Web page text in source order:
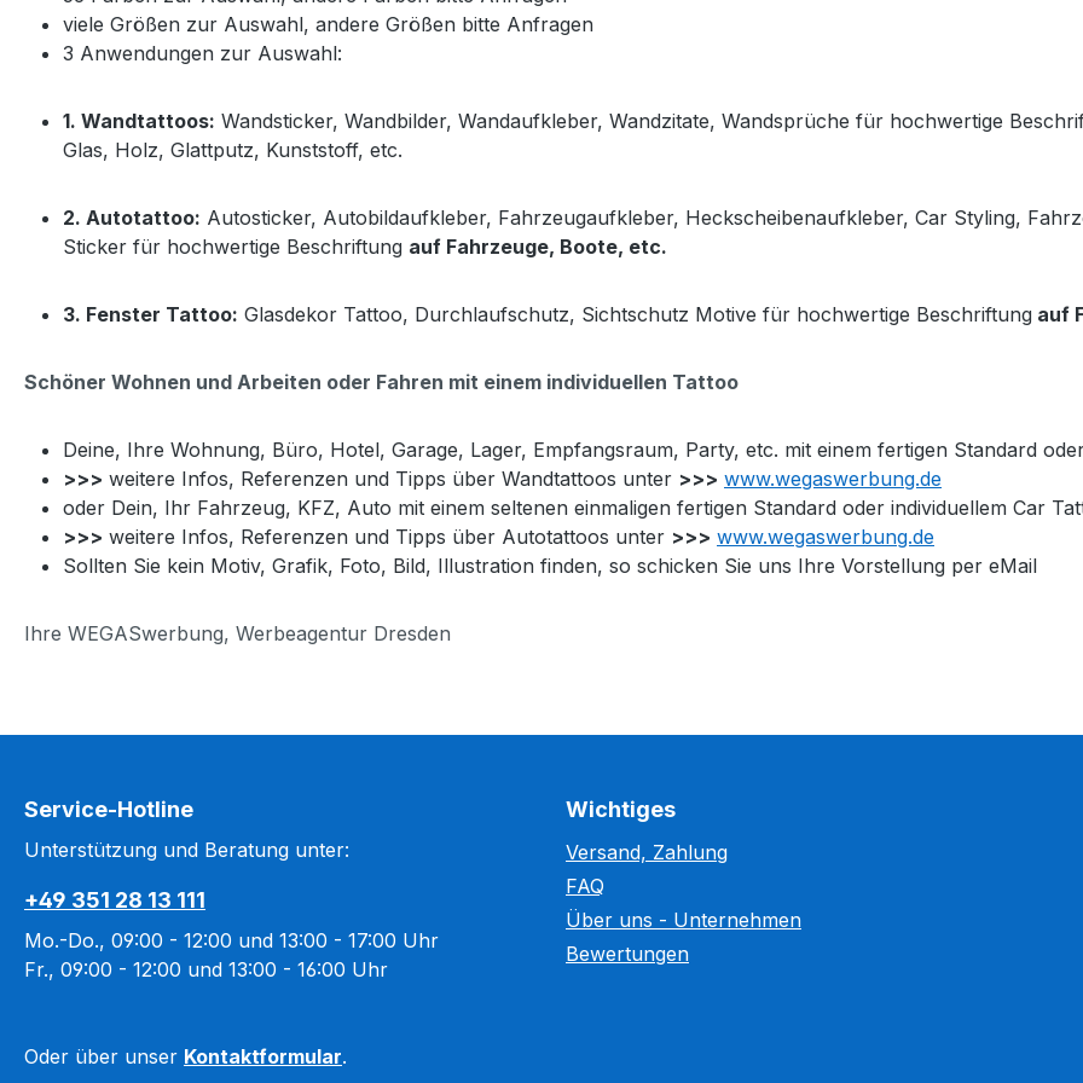
viele Größen zur Auswahl, andere Größen bitte Anfragen
3 Anwendungen zur Auswahl:
1. Wandtattoos: Wandsticker, Wandbilder, Wandaufkleber, Wandzitate, Wandsprüche für hochwertige
Glas, Holz, Glattputz, Kunststoff, etc.
2. Autotattoo: Autosticker, Autobildaufkleber, Fahrzeugaufkleber, Heckscheibenaufkleber, Car Styling,
Sticker für hochwertige Beschriftung auf Fahrzeuge, Boote, etc.
3. Fenster Tattoo: Glasdekor Tattoo, Durchlaufschutz, Sichtschutz Motive für hochwertige Beschriftung auf
Schöner Wohnen und Arbeiten oder Fahren mit einem individuellen Tattoo
Deine, Ihre Wohnung, Büro, Hotel, Garage, Lager, Empfangsraum, Party, etc. mit einem fertigen Standard
>>> weitere Infos, Referenzen und Tipps über Wandtattoos unter >>> www.wegaswerbung.de
oder Dein, Ihr Fahrzeug, KFZ, Auto mit einem seltenen einmaligen fertigen Standard oder individuellem Car
>>> weitere Infos, Referenzen und Tipps über Autotattoos unter >>> www.wegaswerbung.de
Sollten Sie kein Motiv, Grafik, Foto, Bild, Illustration finden, so schicken Sie uns Ihre Vorstellung per eMail
Ihre WEGASwerbung, Werbeagentur Dresden
Service-Hotline
Unterstützung und Beratung unter:
+49 351 28 13 111
Mo.-Do., 09:00 - 12:00 und 13:00 - 17:00 Uhr
Fr., 09:00 - 12:00 und 13:00 - 16:00 Uhr
Oder über unser Kontaktformular.
Wichtiges
Versand, Zahlung
FAQ
Über uns - Unternehmen
Bewertungen